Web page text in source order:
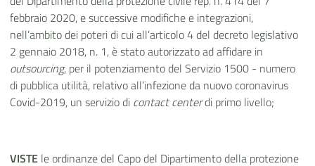
febbraio 2020, e successive modifiche e integrazioni,
nell’ambito dei poteri di cui all’articolo 4 del decreto legislativo
2 gennaio 2018, n. 1, è stato autorizzato ad affidare in
outsourcing, per il potenziamento del Servizio 1500 - numero
di pubblica utilità, relativo all’infezione da nuovo coronavirus
Covid-2019, un servizio di contact centerdi primo livello;
VISTE le ordinanze del Capo del Dipartimento della protezione